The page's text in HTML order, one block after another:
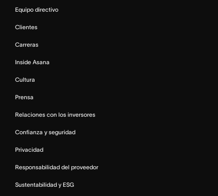
Equipo directivo
Clientes
Carreras
Inside Asana
Cultura
Prensa
Relaciones con los inversores
Confianza y seguridad
Privacidad
Responsabilidad del proveedor
Sustentabilidad y ESG